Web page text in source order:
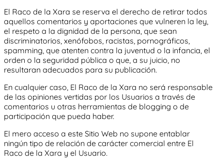
El Raco de la Xara se reserva el derecho de retirar todos
aquellos comentarios y aportaciones que vulneren la ley,
el respeto a la dignidad de la persona, que sean
discriminatorios, xenófobos, racistas, pornográficos,
spamming, que atenten contra la juventud o la infancia, el
orden o la seguridad pública o que, a su juicio, no
resultaran adecuados para su publicación.
En cualquier caso, El Raco de la Xara no será responsable
de las opiniones vertidas por los Usuarios a través de
comentarios u otras herramientas de blogging o de
participación que pueda haber.
El mero acceso a este Sitio Web no supone entablar
ningún tipo de relación de carácter comercial entre El
Raco de la Xara y el Usuario.